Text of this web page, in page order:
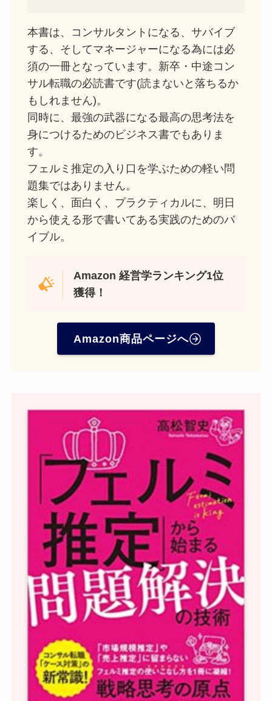
本書は、コンサルタントになる、サバイブ
する、そしてマネージャーになる為には必
須の一冊となっています。新卒・中途コン
サル転職の必読書です(読まないと落ちるか
もしれません)。
同時に、最強の武器になる最高の思考法を
身につけるためのビジネス書でもありま
す。
フェルミ推定の入り口を学ぶための軽い問
題集ではありません。
楽しく、面白く、プラクティカルに、明日
から使える形で書いてある実践のためのバ
イブル。
Amazon 経営学ランキング1位
獲得！
Amazon商品ページへ